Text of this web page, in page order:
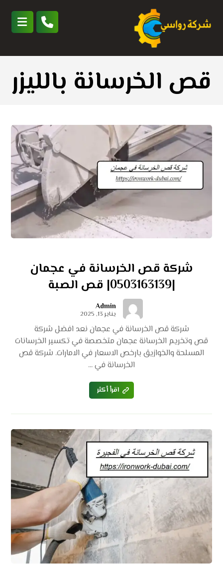
قص الخرسانة بالليزر
شركة قص الخرسانة في عجمان
|0503163139| قص الصبة
Admin
يناير 13, 2025
شركة قص الخرسانة في عجمان نعد افضل شركة
قص وتخريم الخرسانة عجمان متخصصة في تكسير الخرسانات
المسلحة والخوازيق بارخص الاسعار في الامارات. شركة قص
الخرسانة في ...
اقرأ أكثر